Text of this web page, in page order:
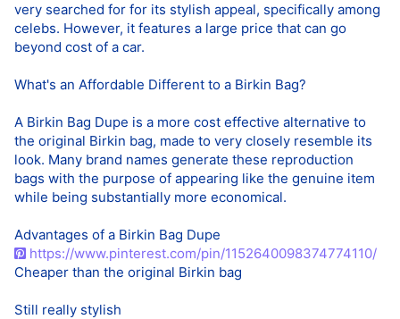
very searched for for its stylish appeal, specifically among
celebs. However, it features a large price that can go
beyond cost of a car.
What's an Affordable Different to a Birkin Bag?
A Birkin Bag Dupe is a more cost effective alternative to
the original Birkin bag, made to very closely resemble its
look. Many brand names generate these reproduction
bags with the purpose of appearing like the genuine item
while being substantially more economical.
Advantages of a Birkin Bag Dupe
https://www.pinterest.com/pin/1152640098374774110/
Cheaper than the original Birkin bag
Still really stylish